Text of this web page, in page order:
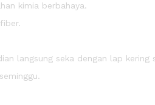
kimia berbahaya.
langsung seka dengan lap kering